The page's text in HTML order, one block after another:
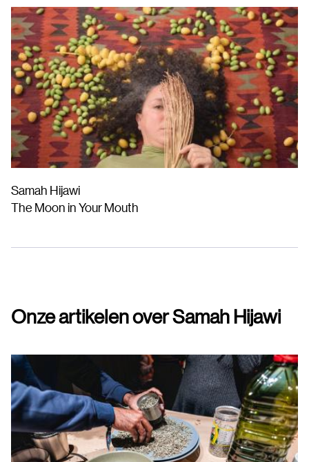
Samah Hijawi
The Moon in Your Mouth
Onze artikelen over Samah Hijawi